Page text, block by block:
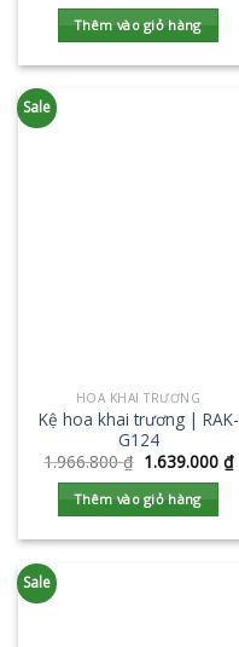
Thêm vào giỏ hàng
Sale
HOA KHAI TRƯƠNG
Kệ hoa khai trương | RAK-
G124
1.966.800₫ 1.639.000 ₫
Thêm vào giỏ hàng
Sale